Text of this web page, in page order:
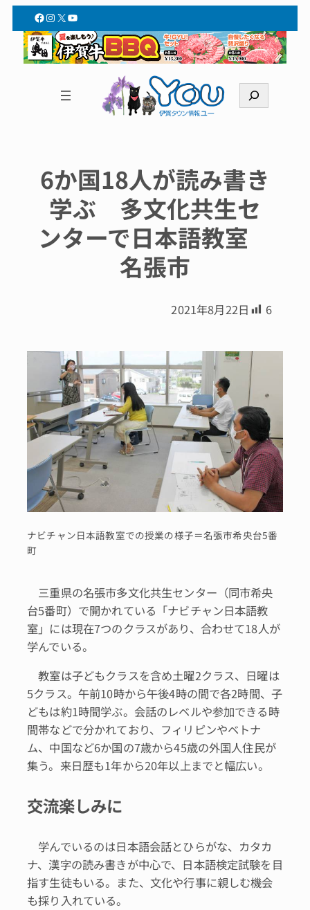
Facebook
Instagram
X YouTube
索
6か国18人が読み書き
学ぶ 多文化共生セ
ンターで日本語教室
名張市
2021年8月22日 6
ナビチャン日本語教室での授業の様子＝名張市希央台5番
町
三重県の名張市多文化共生センター（同市希央
台5番町）で開かれている「ナビチャン日本語教
室」には現在7つのクラスがあり、合わせて18人が
学んでいる。
教室は子どもクラスを含め土曜2クラス、日曜は
5クラス。午前10時から午後4時の間で各2時間、子
どもは約1時間学ぶ。会話のレベルや参加できる時
間帯などで分かれており、フィリピンやベトナ
ム、中国など6か国の7歳から45歳の外国人住民が
集う。来日歴も1年から20年以上までと幅広い。
交流楽しみに
学んでいるのは日本語会話とひらがな、カタカ
ナ、漢字の読み書きが中心で、日本語検定試験を目
指す生徒もいる。また、文化や行事に親しむ機会
も採り入れている。